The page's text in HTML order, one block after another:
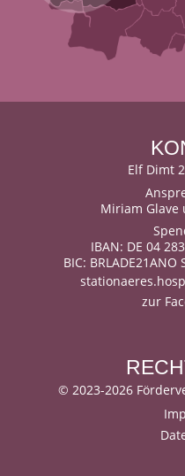
Elf Dimt
Miriam Glave
IBAN: DE 04
BIC:
zur
© 2023-2026